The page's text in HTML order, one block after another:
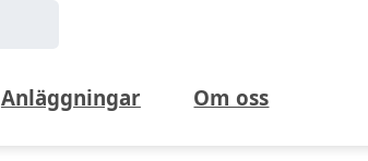
Anläggningar Om oss